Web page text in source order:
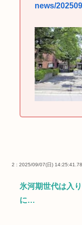
news/
2 : 2025/09/07(日) 14:25:41.78
氷河期世代は入
に…